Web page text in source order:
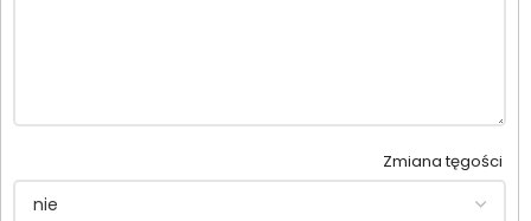
Zmiana tęgości